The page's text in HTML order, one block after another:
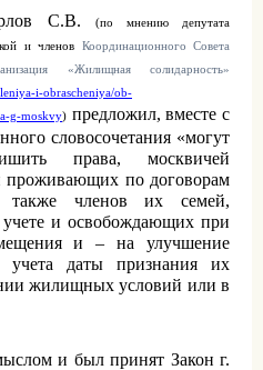
С.В.
(по мнению депутата
и членов Координационного Совета
«Жилищная солидарность»
i-obrascheniya/ob-
g-moskvy) предложил, вместе с
словосочетания «могут
права, москвичей
проживающих по договорам
также членов их семей,
и освобождающих при
и – на улучшение
даты признания их
жилищных условий или в
и был принят Закон г.